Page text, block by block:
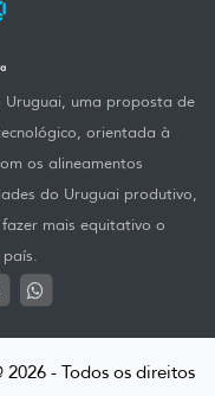
Uruguai, uma proposta de
orientada à
os alineamentos
do Uruguai produtivo,
mais equitativo o
2026 - Todos os direitos